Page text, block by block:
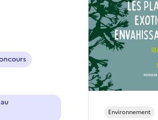
Environnement